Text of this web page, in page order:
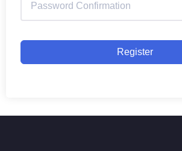
Register